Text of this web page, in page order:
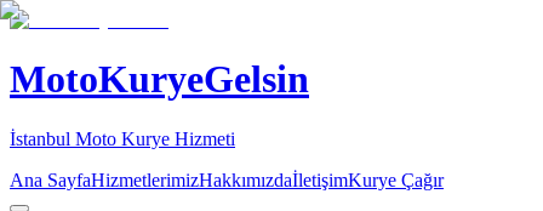
MotoKuryeGelsin
İstanbul Moto Kurye Hizmeti
Ana SayfaHizmetlerimizHakkımızdaİletişimKurye Çağır